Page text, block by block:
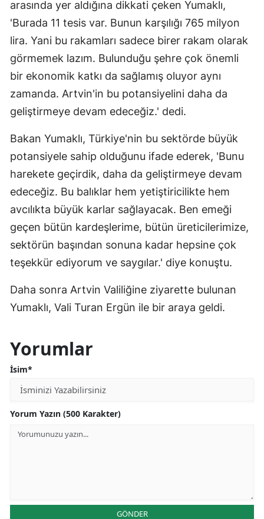
arasında yer aldığına dikkati çeken Yumaklı,
'Burada 11 tesis var. Bunun karşılığı 765 milyon
lira. Yani bu rakamları sadece birer rakam olarak
görmemek lazım. Bulunduğu şehre çok önemli
bir ekonomik katkı da sağlamış oluyor aynı
zamanda. Artvin'in bu potansiyelini daha da
geliştirmeye devam edeceğiz.' dedi.
Bakan Yumaklı, Türkiye'nin bu sektörde büyük
potansiyele sahip olduğunu ifade ederek, 'Bunu
harekete geçirdik, daha da geliştirmeye devam
edeceğiz. Bu balıklar hem yetiştiricilikte hem
avcılıkta büyük karlar sağlayacak. Ben emeği
geçen bütün kardeşlerime, bütün üreticilerimize,
sektörün başından sonuna kadar hepsine çok
teşekkür ediyorum ve saygılar.' diye konuştu.
Daha sonra Artvin Valiliğine ziyarette bulunan
Yumaklı, Vali Turan Ergün ile bir araya geldi.​
Yorumlar
İsim*
Yorum Yazın (500 Karakter)
GÖNDER